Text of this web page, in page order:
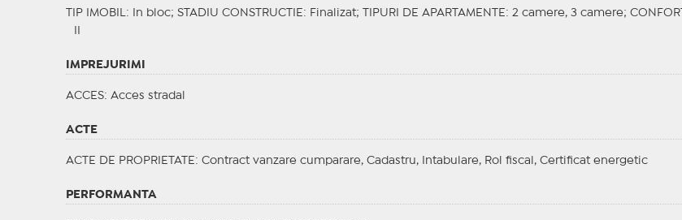
TIP IMOBIL : In bloc; STADIU CONSTRUCTIE : Finalizat; TIPURI DE APARTAMENTE : 2 camere, 3 camere; CONFORT
IMPREJURIMI
ACCES: Acces stradal
ACTE
ACTE DE PROPRIETATE : Contract vanzare cumparare, Cadastru, Intabulare, Rol fiscal, Certificat energetic
PERFORMANTA